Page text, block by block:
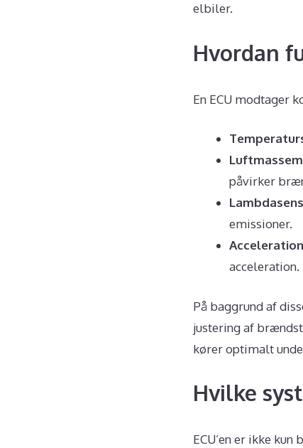
elbiler.
Hvordan
En ECU modtager
påvirker
emissioner.
acceleration.
På baggrund af
justering af
kører optimalt
Hvilke
ECU’en er ikke